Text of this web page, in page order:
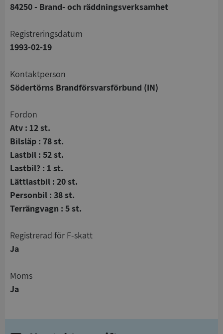
84250 - Brand- och räddningsverksamhet
registreringsdatum
1993-02-19
Kontaktperson
Södertörns Brandförsvarsförbund (IN)
Fordon
Atv : 12 st.
Bilsläp : 78 st.
Lastbil : 52 st.
Lastbil? : 1 st.
Lättlastbil : 20 st.
Personbil : 38 st.
Terrängvagn : 5 st.
registrerad för F-skatt
Ja
Moms
Ja